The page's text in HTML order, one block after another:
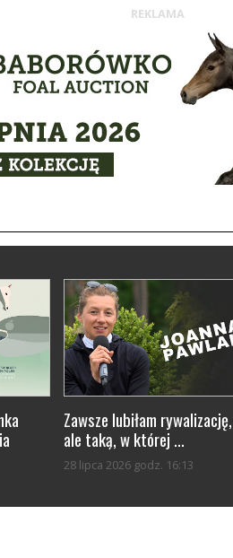
REKLAMA
Zawsze lubiłam rywalizację,
ale taką, w której ...
28 lipca 2026 godz. 16:13